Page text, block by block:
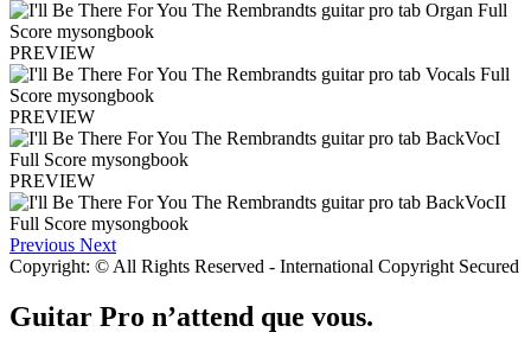
PREVIEW
PREVIEW
PREVIEW
Previous Next
Copyright: © All Rights Reserved - International Copyright Secured
Guitar Pro n’attend que vous.